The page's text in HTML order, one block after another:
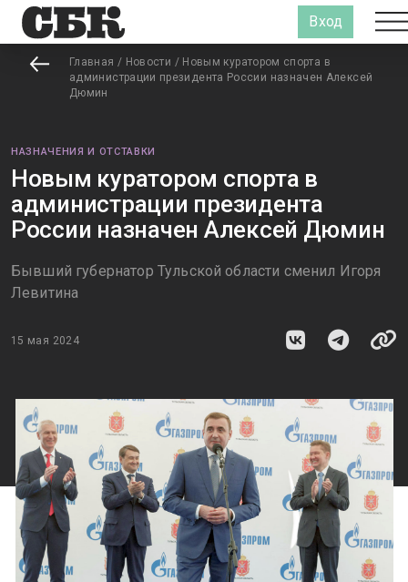
Вход
Главная / Новости / Новым куратором спорта в
администрации президента России назначен Алексей
Дюмин
НАЗНАЧЕНИЯ И ОТСТАВКИ
Новым куратором спорта в
администрации президента
России назначен Алексей Дюмин
Бывший губернатор Тульской области сменил Игоря
Левитина
15 мая 2024